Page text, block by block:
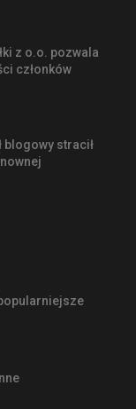
z o.o. pozwala
członków
blogowy stracił